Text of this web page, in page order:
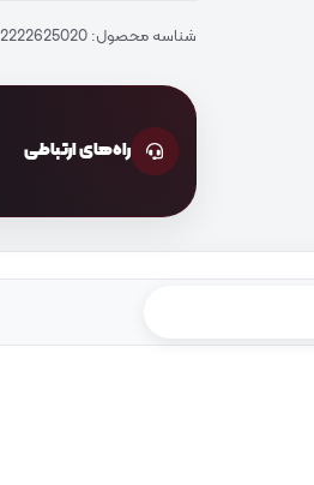
شناسه محصول:2222625020
راه‌های ارتباطی